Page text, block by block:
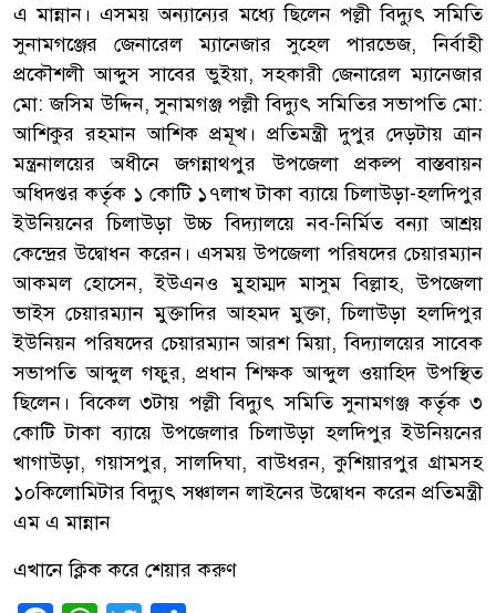
এ মান্নান। এসময় অন্যান্যের মধ্যে ছিলেন পল্লী বিদ্যুৎ সমিতি
সুনামগঞ্জের জেনারেল ম্যানেজার সুহেল পারভেজ, নির্বাহী
প্রকৌশলী আব্দুস সাবের ভুইয়া, সহকারী জেনারেল ম্যানেজার
মো: জসিম উদ্দিন, সুনামগঞ্জ পল্লী বিদ্যুৎ সমিতির সভাপতি মো:
আশিকুর রহমান আশিক প্রমূখ। প্রতিমন্ত্রী দুপুর দেড়টায় ত্রান
মন্ত্রনালয়ের অধীনে জগন্নাথপুর উপজেলা প্রকল্প বাস্তবায়ন
অধিদপ্তর কর্তৃক ১ কোটি ১৭লাখ টাকা ব্যায়ে চিলাউড়া-হলদিপুর
ইউনিয়নের চিলাউড়া উচ্চ বিদ্যালয়ে নব-নির্মিত বন্যা আশ্রয়
কেন্দ্রের উদ্বোধন করেন। এসময় উপজেলা পরিষদের চেয়ারম্যান
আকমল হোসেন, ইউএনও মুহাম্মদ মাসুম বিল্লাহ, উপজেলা
ভাইস চেয়ারম্যান মুক্তাদির আহমদ মুক্তা, চিলাউড়া হলদিপুর
ইউনিয়ন পরিষদের চেয়ারম্যান আরশ মিয়া, বিদ্যালয়ের সাবেক
সভাপতি আব্দুল গফুর, প্রধান শিক্ষক আব্দুল ওয়াহিদ উপস্থিত
ছিলেন। বিকেল ৩টায় পল্লী বিদ্যুৎ সমিতি সুনামগঞ্জ কর্তৃক ৩
কোটি টাকা ব্যায়ে উপজেলার চিলাউড়া হলদিপুর ইউনিয়নের
খাগাউড়া, গয়াসপুর, সালদিঘা, বাউধরন, কুশিয়ারপুর গ্রামসহ
১০কিলোমিটার বিদ্যুৎ সঞ্চালন লাইনের উদ্বোধন করেন প্রতিমন্ত্রী
এম এ মান্নান
এখানে ক্লিক করে শেয়ার করুণ